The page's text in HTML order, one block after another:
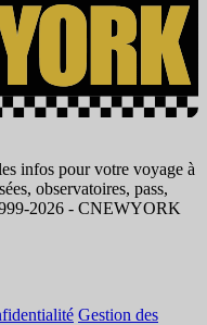
infos pour votre voyage à
observatoires, pass,
2026 - CNEWYORK
Gestion des